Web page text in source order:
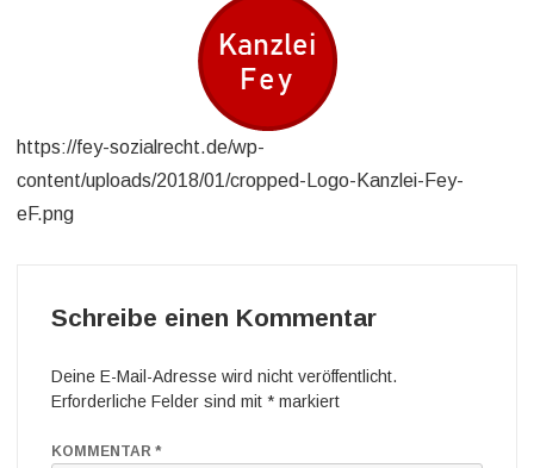
https://fey-sozialrecht.de/wp-
content/uploads/2018/01/cropped-Logo-Kanzlei-Fey-
eF.png
Schreibe einen Kommentar
Deine E-Mail-Adresse wird nicht veröffentlicht.
Erforderliche Felder sind mit * markiert
KOMMENTAR *